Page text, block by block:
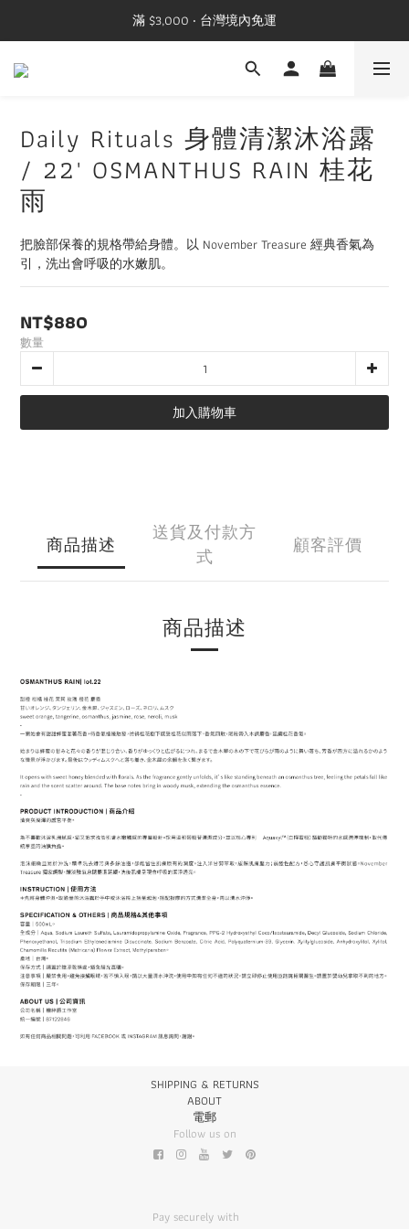
滿 $3,000 ‧ 台灣境內免運
Daily Rituals 身體清潔沐浴露
/ 22' OSMANTHUS RAIN 桂花
雨
把臉部保養的規格帶給身體。以 November Treasure 經典香氣為
引，洗出會呼吸的水嫩肌。
NT$880
數量
加入購物車
商品描述
送貨及付款方
式
顧客評價
商品描述
SHIPPING & RETURNS
ABOUT
電郵
Follow us on
Pay securely with